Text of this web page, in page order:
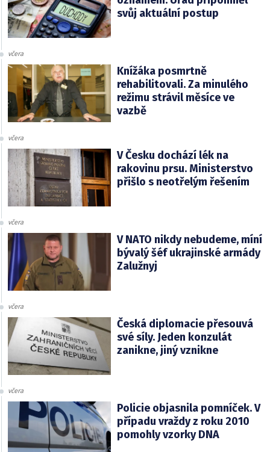
svůj aktuální postup
včera
Knížáka posmrtně
rehabilitovali. Za minulého
režimu strávil měsíce ve
vazbě
včera
V Česku dochází lék na
rakovinu prsu. Ministerstvo
přišlo s neotřelým řešením
včera
V NATO nikdy nebudeme, míní
bývalý šéf ukrajinské armády
Zalužnyj
včera
Česká diplomacie přesouvá
své síly. Jeden konzulát
zanikne, jiný vznikne
včera
Policie objasnila pomníček. V
případu vraždy z roku 2010
pomohly vzorky DNA